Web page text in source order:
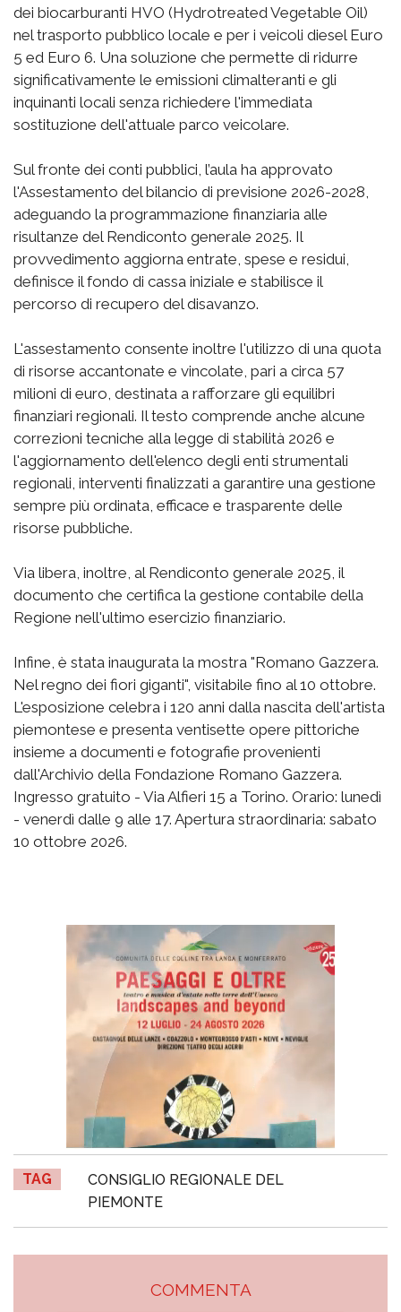
dei biocarburanti HVO (Hydrotreated Vegetable Oil)
nel trasporto pubblico locale e per i veicoli diesel Euro
5 ed Euro 6. Una soluzione che permette di ridurre
significativamente le emissioni climalteranti e gli
inquinanti locali senza richiedere l'immediata
sostituzione dell'attuale parco veicolare.
Sul fronte dei conti pubblici, l’aula ha approvato
l'Assestamento del bilancio di previsione 2026-2028,
adeguando la programmazione finanziaria alle
risultanze del Rendiconto generale 2025. Il
provvedimento aggiorna entrate, spese e residui,
definisce il fondo di cassa iniziale e stabilisce il
percorso di recupero del disavanzo.
L'assestamento consente inoltre l'utilizzo di una quota
di risorse accantonate e vincolate, pari a circa 57
milioni di euro, destinata a rafforzare gli equilibri
finanziari regionali. Il testo comprende anche alcune
correzioni tecniche alla legge di stabilità 2026 e
l'aggiornamento dell'elenco degli enti strumentali
regionali, interventi finalizzati a garantire una gestione
sempre più ordinata, efficace e trasparente delle
risorse pubbliche.
Via libera, inoltre, al Rendiconto generale 2025, il
documento che certifica la gestione contabile della
Regione nell'ultimo esercizio finanziario.
Infine, è stata inaugurata la mostra "Romano Gazzera.
Nel regno dei fiori giganti", visitabile fino al 10 ottobre.
L'esposizione celebra i 120 anni dalla nascita dell'artista
piemontese e presenta ventisette opere pittoriche
insieme a documenti e fotografie provenienti
dall'Archivio della Fondazione Romano Gazzera.
Ingresso gratuito - Via Alfieri 15 a Torino. Orario: lunedì
- venerdì dalle 9 alle 17. Apertura straordinaria: sabato
10 ottobre 2026.
TAG
CONSIGLIO REGIONALE DEL
PIEMONTE
COMMENTA